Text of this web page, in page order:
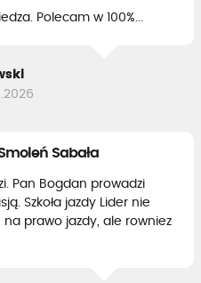
Polecam w 100%...
Sabała
Pan Bogdan prowadzi
Szkoła jazdy Lider nie
prawo jazdy, ale rowniez